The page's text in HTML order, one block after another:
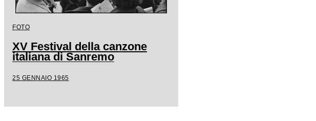
FOTO
XV Festival della canzone
italiana di Sanremo
25 GENNAIO 1965